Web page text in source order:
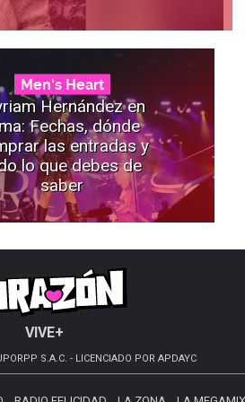
Men's Heart
Hernández en
Fechas, dónde
las entradas y
lo que debes de
saber
VIVE+
S.A.C. - LICENCIADO POR APDAYC